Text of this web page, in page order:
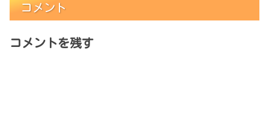
コメント
コメントを残す